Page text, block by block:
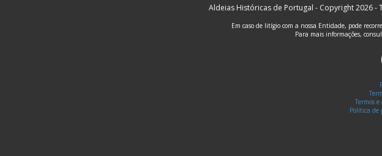
Aldeias Históricas de Portugal - Copyright 2026
Em caso de litígio com a nossa Entidade, pode
Para mais informações,
Termos
Política de